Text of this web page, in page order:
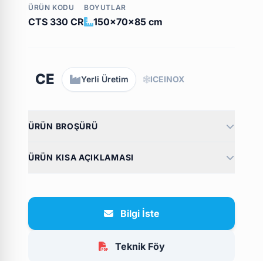
ÜRÜN KODU
CTS 330 CR
BOYUTLAR
150x70x85 cm
CE Yerli Üretim ICEINOX
ÜRÜN BROŞÜRÜ
ÜRÜN KISA AÇIKLAMASI
Bilgi İste
Teknik Föy